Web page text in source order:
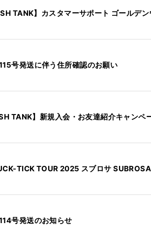
TANK】カスタマーサポート ゴールデ
号発送に伴う住所確認のお願い
TANK】新規入会・お友達紹介キャンペ
TICK TOUR 2025 スブロサ
号発送のお知らせ